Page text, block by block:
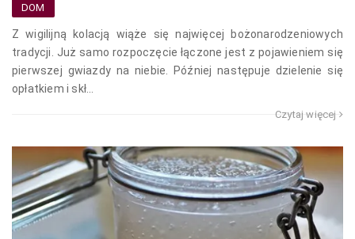
DOM
Z wigilijną kolacją wiąże się najwięcej bożonarodzeniowych
tradycji. Już samo rozpoczęcie łączone jest z pojawieniem się
pierwszej gwiazdy na niebie. Później następuje dzielenie się
opłatkiem i skł...
Czytaj więcej